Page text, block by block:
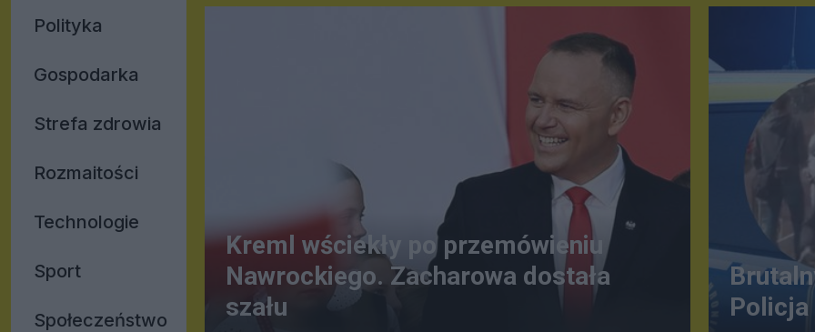
Polityka
Gospodarka
Strefa zdrowia
Rozmaitości
Technologie
Sport
Społeczeństwo
Kreml wściekły po przemówieniu
Nawrockiego. Zacharowa dostała
szału
Policja